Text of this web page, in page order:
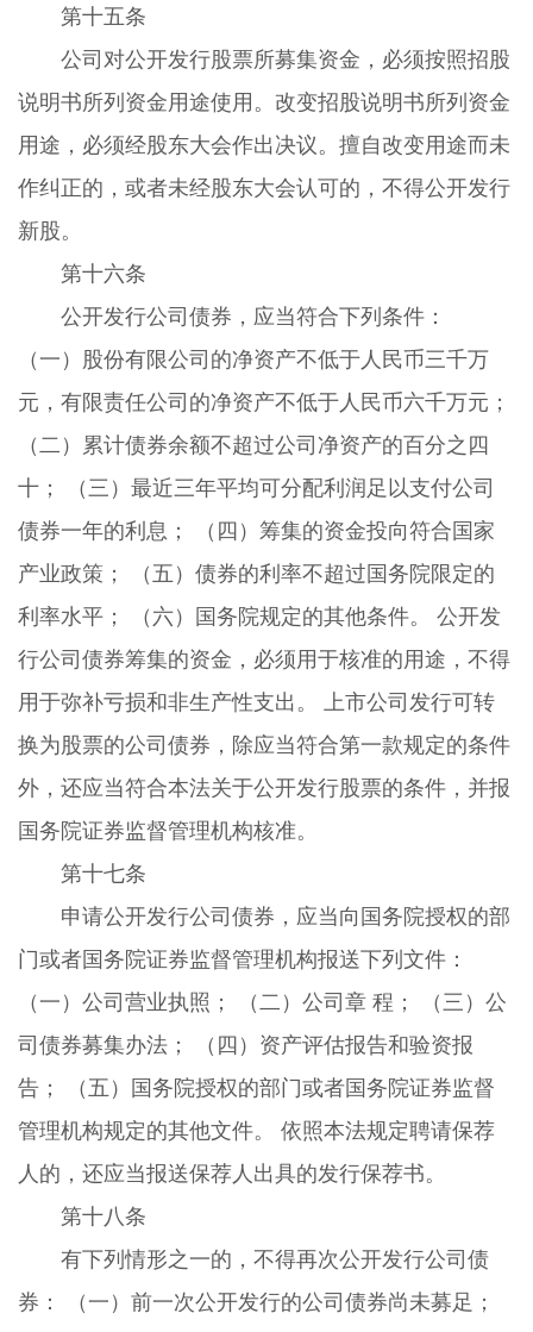
第十五条
公司对公开发行股票所募集资金，必须按照招股
说明书所列资金用途使用。改变招股说明书所列资金
用途，必须经股东大会作出决议。擅自改变用途而未
作纠正的，或者未经股东大会认可的，不得公开发行
新股。
第十六条
公开发行公司债券，应当符合下列条件：
（一）股份有限公司的净资产不低于人民币三千万
元，有限责任公司的净资产不低于人民币六千万元；
（二）累计债券余额不超过公司净资产的百分之四
十； （三）最近三年平均可分配利润足以支付公司
债券一年的利息； （四）筹集的资金投向符合国家
产业政策； （五）债券的利率不超过国务院限定的
利率水平； （六）国务院规定的其他条件。 公开发
行公司债券筹集的资金，必须用于核准的用途，不得
用于弥补亏损和非生产性支出。 上市公司发行可转
换为股票的公司债券，除应当符合第一款规定的条件
外，还应当符合本法关于公开发行股票的条件，并报
国务院证券监督管理机构核准。
第十七条
申请公开发行公司债券，应当向国务院授权的部
门或者国务院证券监督管理机构报送下列文件：
（一）公司营业执照； （二）公司章 程； （三）公
司债券募集办法； （四）资产评估报告和验资报
告； （五）国务院授权的部门或者国务院证券监督
管理机构规定的其他文件。 依照本法规定聘请保荐
人的，还应当报送保荐人出具的发行保荐书。
第十八条
有下列情形之一的，不得再次公开发行公司债
券： （一）前一次公开发行的公司债券尚未募足；